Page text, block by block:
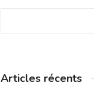
Articles récents